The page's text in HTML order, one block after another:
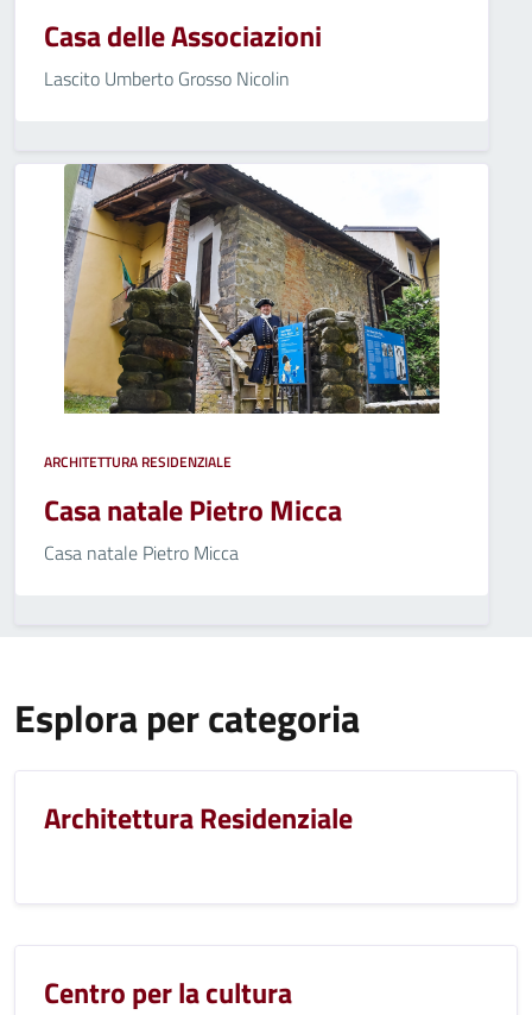
Casa delle Associazioni
Lascito Umberto Grosso Nicolin
ARCHITETTURA RESIDENZIALE
Casa natale Pietro Micca
Casa natale Pietro Micca
Esplora per categoria
Architettura Residenziale
Centro per la cultura